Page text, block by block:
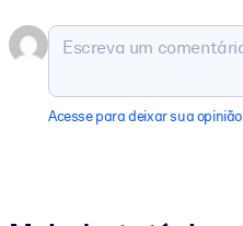
Acesse para deixar sua opinião